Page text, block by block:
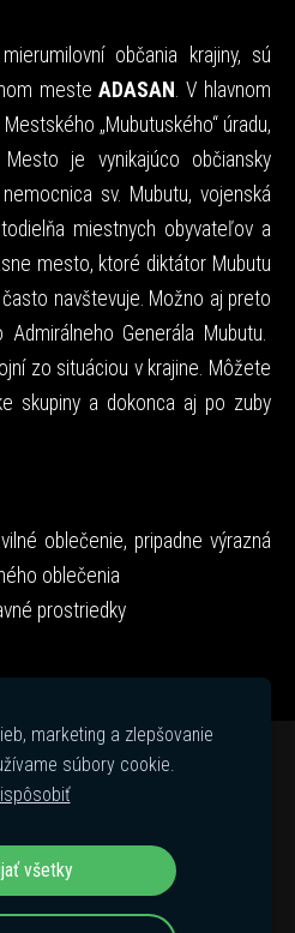
občania krajiny, sú
meste ADASAN . V hlavnom
„Mubutuského“ úradu,
je vynikajúco občiansky
sv. Mubutu, vojenská
miestnych obyvateľov a
mesto, ktoré diktátor Mubutu
navštevuje. Možno aj preto
Generála Mubutu.
zo situáciou v krajine. Môžete
skupiny a dokonca aj po zuby
oblečenie, pripadne výrazná
oblečenia
prostriedky
COOKIE
tím Slovakia
marketing a zlepšovanie
súbory cookie.
všetky